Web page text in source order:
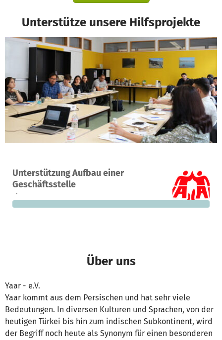
Unterstütze unsere Hilfsprojekte
Unterstützung Aufbau einer
Geschäftsstelle
Ein Projekt in Berlin, Deutschland
0 15.000 €
fehlen noch
Über uns
Yaar - e.V.
Yaar kommt aus dem Persischen und hat sehr viele
Bedeutungen. In diversen Kulturen und Sprachen, von der
heutigen Türkei bis hin zum indischen Subkontinent, wird
der Begriff noch heute als Synonym für einen besonderen